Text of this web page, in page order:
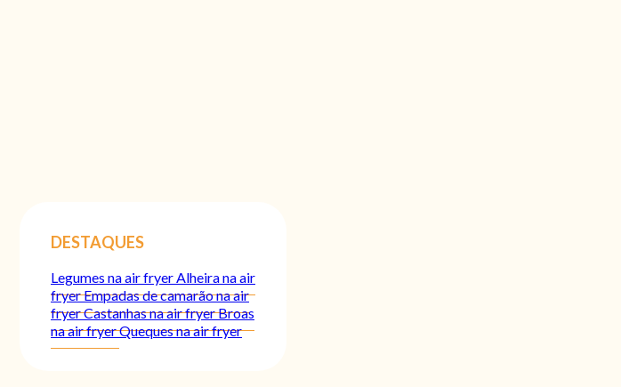
DESTAQUES
Legumes na air fryerAlheira na air
fryerEmpadas de camarão na air
fryerCastanhas na air fryerBroas
na air fryerQueques na air fryer